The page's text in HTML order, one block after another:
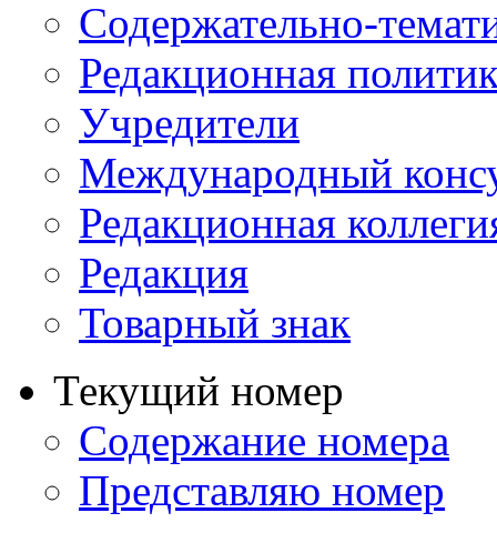
Содержательно-
Редакционная
Учредители
Международный
Редакционная
Редакция
Товарный знак
Текущий номер
Содержание номера
Представляю номер